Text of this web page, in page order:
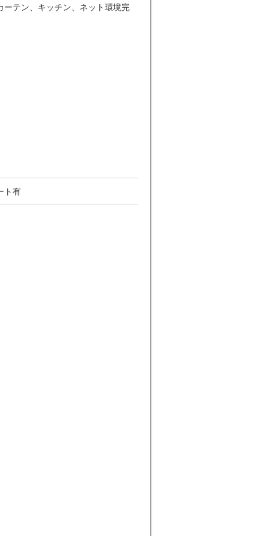
テン、キッチン、ネット環境完
ト有